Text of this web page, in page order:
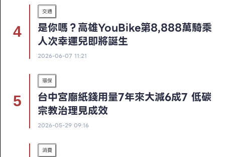
交通
是你嗎？高雄YouBike第8,888萬騎乘
人次幸運兒即將誕生
2026-06-07 11:21
環保
台中宮廟紙錢用量7年來大減6成7 低碳
宗教治理見成效
2026-05-29 09:16
消費